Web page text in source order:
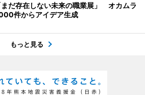
だ存在しない未来の職業展」 オカムラ
件からアイデア生成
もっと見る